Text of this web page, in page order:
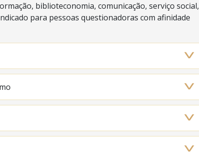
biblioteconomia, comunicação, serviço social,
para pessoas questionadoras com afinidade